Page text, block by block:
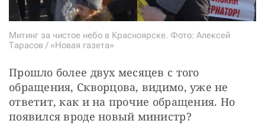
Митинг за чистое небо в Красноярске. Фото: Алексей
Тарасов / «Новая газета»
Прошло более двух месяцев с того
обращения, Скворцова, видимо, уже не
ответит, как и на прочие обращения. Но
появился вроде новый министр?